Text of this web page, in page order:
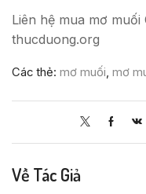
Liên hệ mua mơ muối
thucduong.org
Các thẻ: mơ muối, mơ
Về Tác Giả